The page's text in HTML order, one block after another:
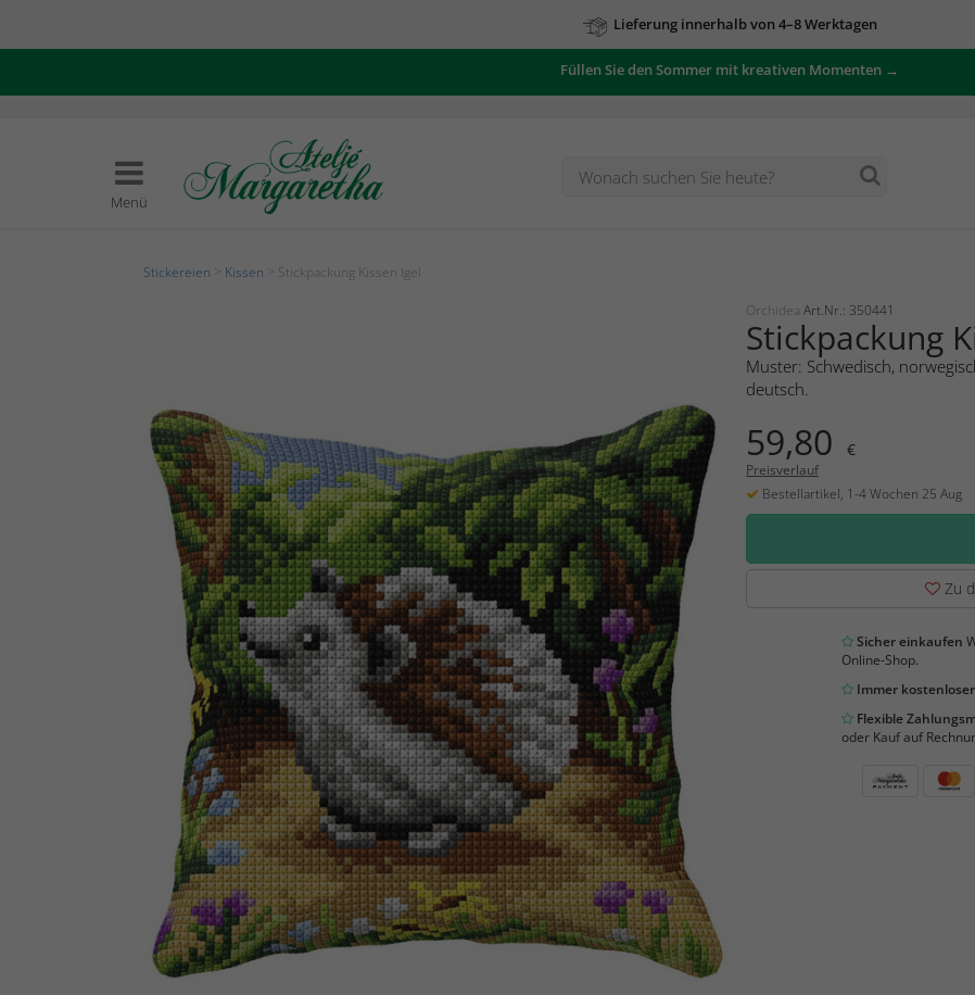
Lieferung innerhalb von 4–8 Werktagen
Füllen Sie den Sommer mit kreativen Momenten →
Menü
Stickereien Kissen > Stickpackung Kissen Igel
Orchidea Art.Nr.: 350441
Stickpackung
Muster: Schwedisch,
deutsch.
59,80 €
Preisverlauf
Bestellartikel, 1-4 Wochen 25 Aug
Zu
Sicher einkaufen
Online-Shop.
Immer
Flexible
oder Kauf auf